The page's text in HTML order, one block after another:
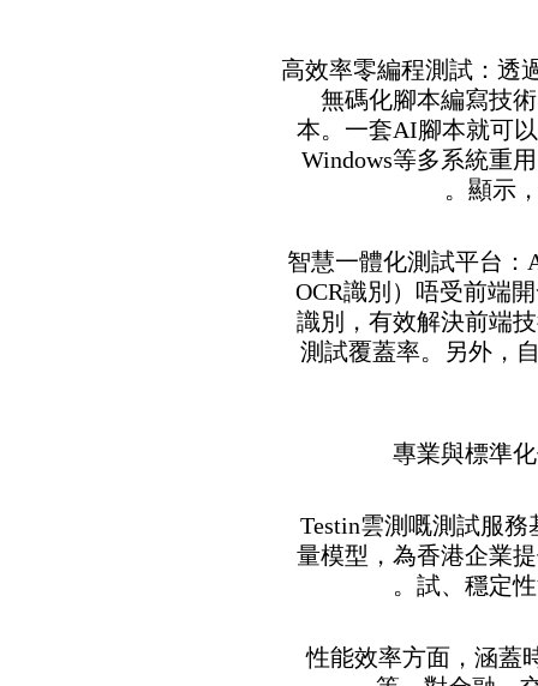
• 高效率零編程測試：
無碼化腳本編寫技
本。一套AI腳本就可
Windows等多系統重
顯示
• 智慧一體化測試平台
OCR識別）唔受前端
識別，有效解決前端
測試覆蓋率。另外，
Testin雲測嘅測試服務
量模型，為香港企業
試、穩定
• 性能效率方面，涵